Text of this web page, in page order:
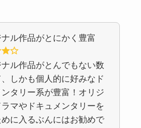
ル作品がとにかく豊富
ル作品がとんでもない数
しかも個人的に好みなド
タリー系が豊富！オリジ
マやドキュメンタリーを
めに入るぶんにはお勧めで